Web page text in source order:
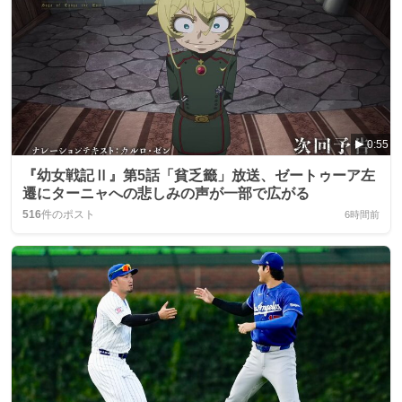
0:55
『幼女戦記Ⅱ』第5話「貧乏籤」放送、ゼートゥーア左
遷にターニャへの悲しみの声が一部で広がる
516件のポスト 6時間前